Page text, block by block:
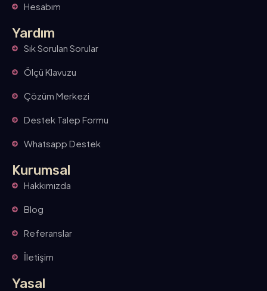
Hesabım
Yardım
Sık Sorulan Sorular
Ölçü Klavuzu
Çözüm Merkezi
Destek Talep Formu
Whatsapp Destek
Kurumsal
Hakkımızda
Blog
Referanslar
İletişim
Yasal